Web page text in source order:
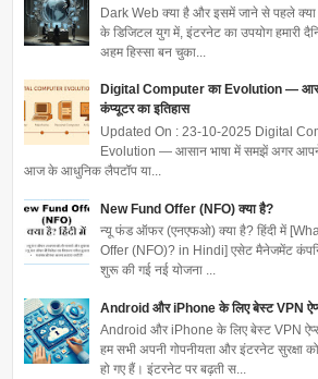
Dark Web क्या है और इसमें जाने से पहले
के डिजिटल युग में, इंटरनेट का उपयोग हमारी
अहम हिस्सा बन चुका...
Digital Computer का Evolution —
कंप्यूटर का इतिहास
Updated On : 23-10-2025 Digital
Evolution — आसान भाषा में समझें अगर आपने
आज के आधुनिक लैपटॉप या...
New Fund Offer (NFO) क्या है?
न्यू फंड ऑफर (एनएफओ) क्या है? हिंदी में
Offer (NFO)? in Hindi] एसेट मैनेजमेंट
शुरू की गई नई योजना ...
Android और iPhone के लिए बेस्ट VPN
Android और iPhone के लिए बेस्ट VPN
हम सभी अपनी गोपनीयता और इंटरनेट सुरक्षा
हो गए हैं। इंटरनेट पर बढ़ती स...